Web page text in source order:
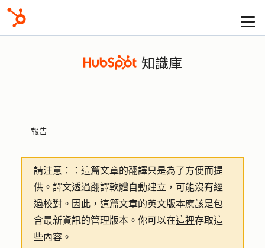
知識庫
報告
請注意：
：這篇文章的翻譯只是為了方便而提
供。譯文透過翻譯軟體自動建立，可能沒有經
過校對。因此，這篇文章的英文版本應該是包
含最新資訊的管理版本。你可以在這裡存取這
些內容。